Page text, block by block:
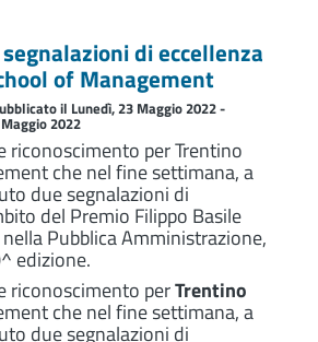
di eccellenza
of Management
il Lunedì, 23 Maggio 2022 -
2022
riconoscimento per Trentino
che nel fine settimana, a
due segnalazioni di
del Premio Filippo Basile
Pubblica Amministrazione,
edizione.
riconoscimento perTrentino
che nel fine settimana, a
due segnalazioni di